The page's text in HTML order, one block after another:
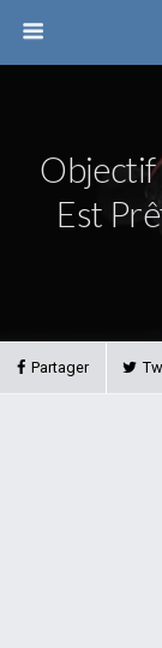
Objectif
Est
Partager